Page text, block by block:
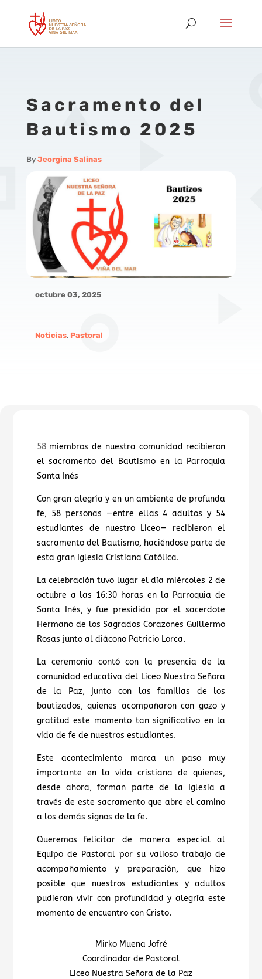
Sacramento del
Bautismo 2025
By Jeorgina Salinas
octubre 03, 2025
Noticias, Pastoral
58miembros de nuestra comunidad recibieron
el sacramento del Bautismo en la Parroquia
Santa Inés
Con gran alegría y en un ambiente de profunda
fe, 58 personas —entre ellas 4 adultos y 54
estudiantes de nuestro Liceo— recibieron el
sacramento del Bautismo, haciéndose parte de
esta gran Iglesia Cristiana Católica.
La celebración tuvo lugar el día miércoles 2 de
octubre a las 16:30 horas en la Parroquia de
Santa Inés, y fue presidida por el sacerdote
Hermano de los Sagrados Corazones Guillermo
Rosas junto al diácono Patricio Lorca.
La ceremonia contó con la presencia de la
comunidad educativa del Liceo Nuestra Señora
de la Paz, junto con las familias de los
bautizados, quienes acompañaron con gozo y
gratitud este momento tan significativo en la
vida de fe de nuestros estudiantes.
Este acontecimiento marca un paso muy
importante en la vida cristiana de quienes,
desde ahora, forman parte de la Iglesia a
través de este sacramento que abre el camino
a los demás signos de la fe.
Queremos felicitar de manera especial al
Equipo de Pastoral por su valioso trabajo de
acompañamiento y preparación, que hizo
posible que nuestros estudiantes y adultos
pudieran vivir con profundidad y alegría este
momento de encuentro con Cristo.
Mirko Muena Jofré
Coordinador de Pastoral
Liceo Nuestra Señora de la Paz